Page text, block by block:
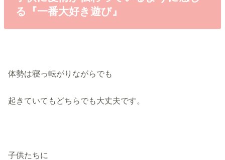
る『一番大好き遊び』
体勢は寝っ転がりながらでも
起きていてもどちらでも大丈夫です。
子供たちに